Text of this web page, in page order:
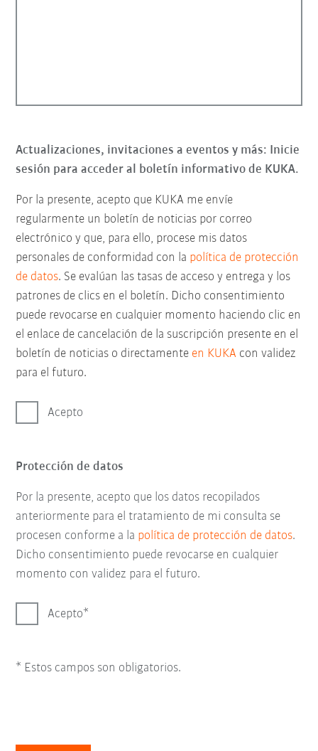
Actualizaciones, invitaciones a eventos y más: Inicie
sesión para acceder al boletín informativo de KUKA.
Por la presente, acepto que KUKA me envíe
regularmente un boletín de noticias por correo
electrónico y que, para ello, procese mis datos
personales de conformidad con la política de protección
de datos. Se evalúan las tasas de acceso y entrega y los
patrones de clics en el boletín. Dicho consentimiento
puede revocarse en cualquier momento haciendo clic en
el enlace de cancelación de la suscripción presente en el
boletín de noticias o directamente en KUKA con validez
para el futuro.
Acepto
Protección de datos
Por la presente, acepto que los datos recopilados
anteriormente para el tratamiento de mi consulta se
procesen conforme a la política de protección de datos.
Dicho consentimiento puede revocarse en cualquier
momento con validez para el futuro.
Acepto
* Estos campos son obligatorios.